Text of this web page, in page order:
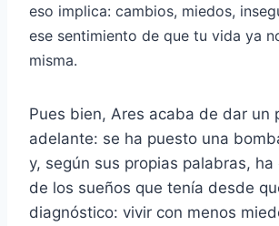
eso implica: cambios, miedos,
ese sentimiento de que tu vida ya
misma.
Pues bien, Ares acaba de dar un
adelante: se ha puesto una
y, según sus propias palabras,
de los sueños que tenía desde
diagnóstico: vivir con menos